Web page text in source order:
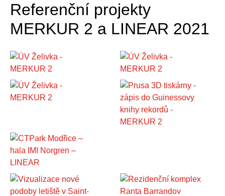
Referenční projekty
MERKUR 2 a LINEAR 2021